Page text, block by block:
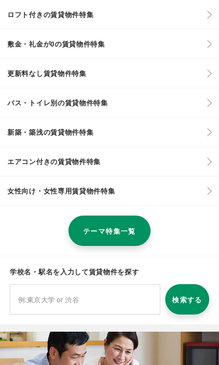
ロフト付きの賃貸物件特集
敷金・礼金が0の賃貸物件特集
更新料なし賃貸物件特集
バス・トイレ別の賃貸物件特集
新築・築浅の賃貸物件特集
エアコン付きの賃貸物件特集
女性向け・女性専用賃貸物件特集
テーマ特集一覧
学校名・駅名を入力して賃貸物件を探す
検索する